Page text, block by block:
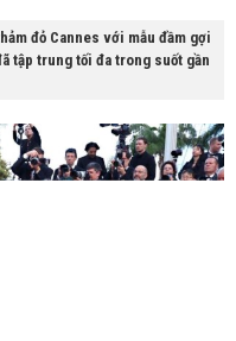
đỏ Cannes với mẫu đầm gợi
tập trung tối đa trong suốt gần